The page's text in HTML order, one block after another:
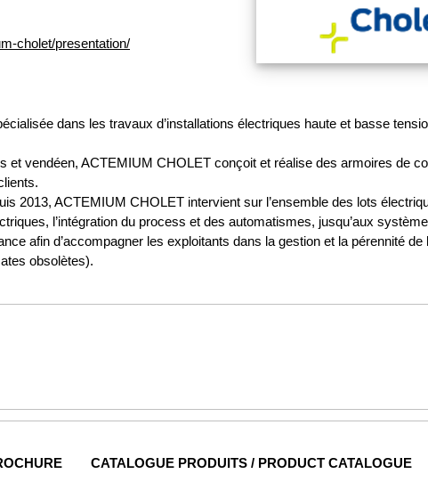
cholet/presentation/
dans les travaux d’installations électriques haute et basse
et vendéen, ACTEMIUM CHOLET conçoit et réalise des armoires de
2013, ACTEMIUM CHOLET intervient sur l’ensemble des lots
l’intégration du process et des automatismes, jusqu’aux
afin d’accompagner les exploitants dans la gestion et la pérennité
obsolètes).
CATALOGUE PRODUITS / PRODUCT CATALOGUE